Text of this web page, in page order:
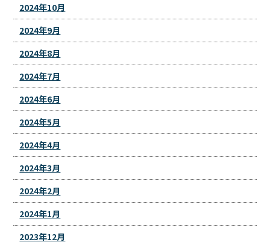
2024年10月
2024年9月
2024年8月
2024年7月
2024年6月
2024年5月
2024年4月
2024年3月
2024年2月
2024年1月
2023年12月